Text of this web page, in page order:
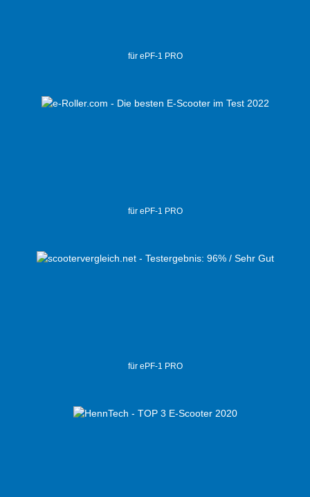
für ePF-1 PRO
für ePF-1 PRO
für ePF-1 PRO